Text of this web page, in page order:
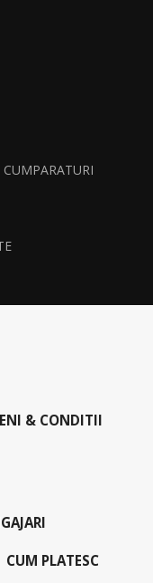
& CONDITII
CUM PLATESC